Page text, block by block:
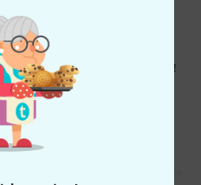
für die Altsax blätter und
eingeschoben hat,hat man
wieder da raus zu fummeln!
hat,leuchtet mir nicht
MELDEN